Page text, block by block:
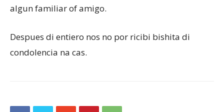
algun familiar of amigo.
Despues di entiero nos no por ricibi bishita di
condolencia na cas.